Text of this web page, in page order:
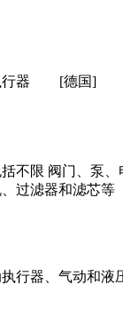
器
[德国]
不限 阀门、泵
过滤器和滤芯等
行器、气动和